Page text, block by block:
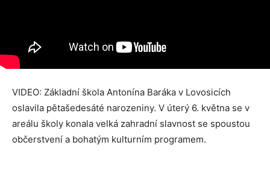
VIDEO: Základní škola Antonína Baráka v Lovosicích
oslavila pětašedesáté narozeniny. V úterý 6. května se v
areálu školy konala velká zahradní slavnost se spoustou
občerstvení a bohatým kulturním programem.